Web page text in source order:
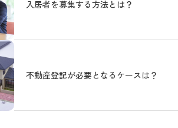
入居者を募集する方法とは？
不動産登記が必要となるケースは？